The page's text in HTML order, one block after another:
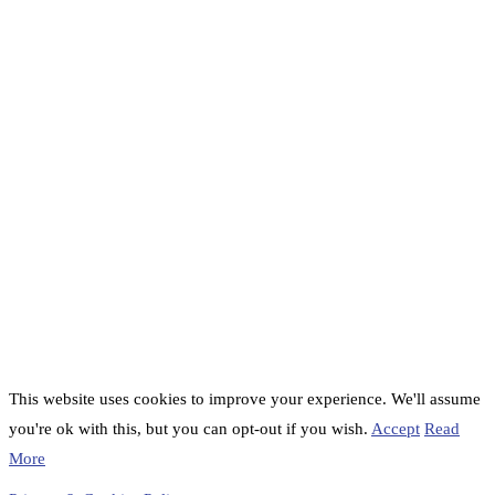
This website uses cookies to improve your experience. We'll assume
you're ok with this, but you can opt-out if you wish. Accept Read
More